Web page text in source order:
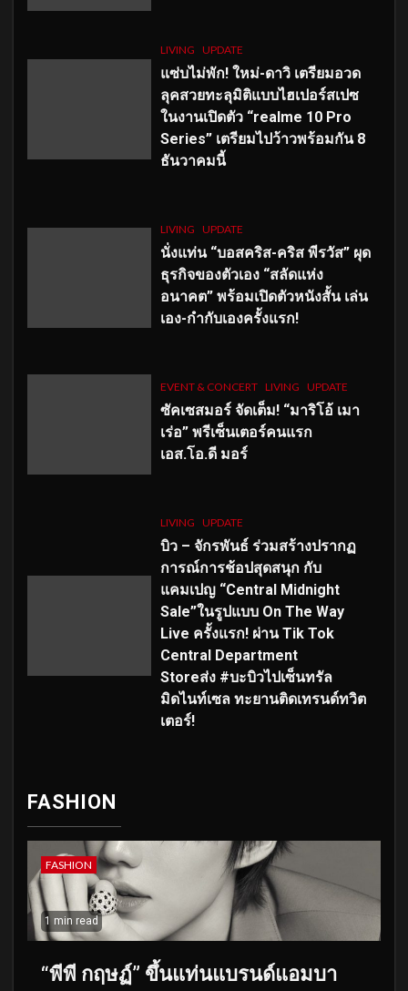
LIVING UPDATE
แซ่บไม่พัก! ใหม่-ดาวิ เตรียมอวด
ลุคสวยทะลุมิติแบบไฮเปอร์สเปซ
ในงานเปิดตัว “realme 10 Pro
Series” เตรียมไปว้าวพร้อมกัน 8
ธันวาคมนี้
LIVING UPDATE
นั่งแท่น “บอสคริส-คริส พีรวัส” ผุด
ธุรกิจของตัวเอง “สลัดแห่ง
อนาคต” พร้อมเปิดตัวหนังสั้น เล่น
เอง-กำกับเองครั้งแรก!
EVENT & CONCERT LIVING UPDATE
ซัคเซสมอร์ จัดเต็ม! “มาริโอ้ เมา
เร่อ” พรีเซ็นเตอร์คนแรก
เอส.โอ.ดี มอร์
LIVING UPDATE
บิว – จักรพันธ์ ร่วมสร้างปรากฏ
การณ์การช้อปสุดสนุก กับ
แคมเปญ “Central Midnight
Sale”ในรูปแบบ On The Way
Live ครั้งแรก! ผ่าน Tik Tok
Central Department
Storeส่ง #บะบิวไปเซ็นทรัล
มิดไนท์เซล ทะยานติดเทรนด์ทวิต
เตอร์!
FASHION
FASHION
1 min read
“พีพี กฤษฏ์” ขึ้นแท่นแบรนด์แอมบา